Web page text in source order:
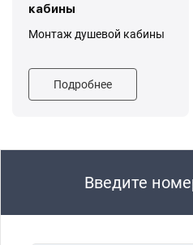
кабины
Монтаж душевой кабины
Подробнее
Введите